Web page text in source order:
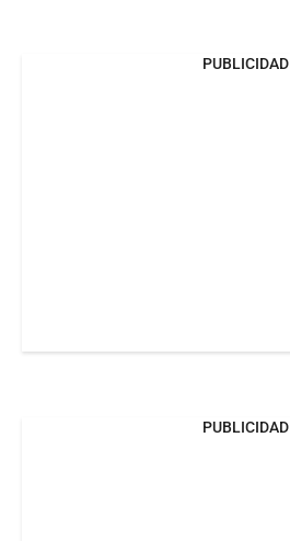
PUBLICIDAD
PUBLICIDAD